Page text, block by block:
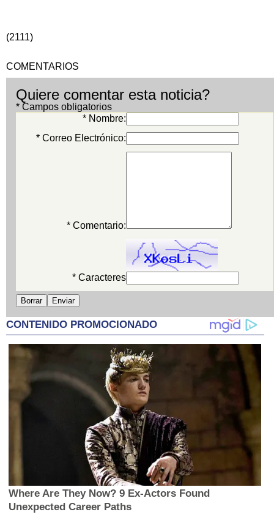
(2111)
COMENTARIOS
Quiere comentar esta noticia?
* Campos obligatorios
* Nombre:
* Correo Electrónico:
* Comentario:
* Caracteres